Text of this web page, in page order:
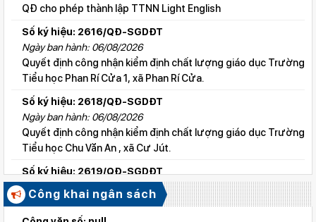
QĐ cho phép thành lập TTNN Light English
Số ký hiệu: 2616/QĐ-SGDĐT
Ngày ban hành: 06/08/2026
Quyết định công nhận kiểm định chất lượng giáo dục Trường
Tiểu học Phan Rí Cửa 1, xã Phan Rí Cửa.
Số ký hiệu: 2618/QĐ-SGDĐT
Ngày ban hành: 06/08/2026
Quyết định công nhận kiểm định chất lượng giáo dục Trường
Tiểu học Chu Văn An , xã Cư Jút.
Số ký hiệu: 2619/QĐ-SGDĐT
Ngày ban hành: 06/08/2026
Quyết định công nhận kiểm định chất lượng giáo dục Trường
Tiểu học Lý Tự Trọng , xã Cư Jút.
Công khai ngân sách